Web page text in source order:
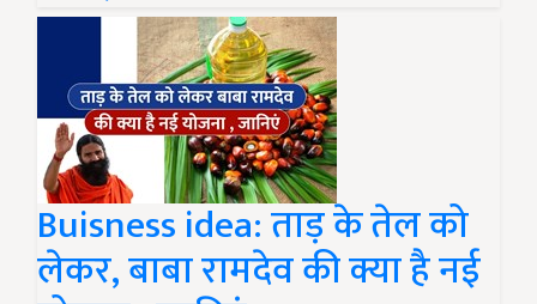
Buisness idea: ताड़ के तेल को
लेकर, बाबा रामदेव की क्या है नई